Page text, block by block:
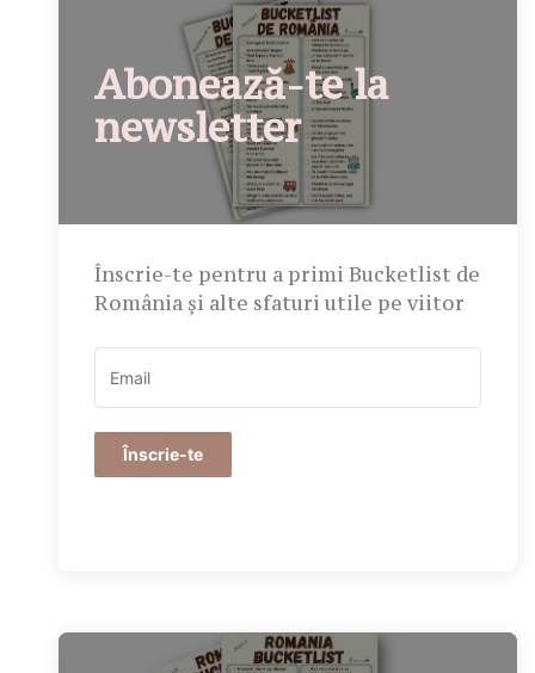
Abonează-te la
newsletter
Înscrie-te pentru a primi Bucketlist de
România și alte sfaturi utile pe viitor
Înscrie-te